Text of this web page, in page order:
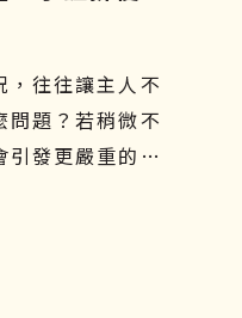
重回健康活
，往往讓主人不
問題？若稍微不
引發更嚴重的危
效解決問題！